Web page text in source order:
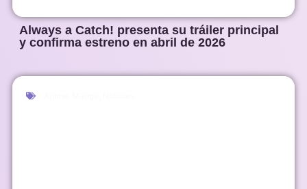
Always a Catch! presenta su tráiler principal
y confirma estreno en abril de 2026